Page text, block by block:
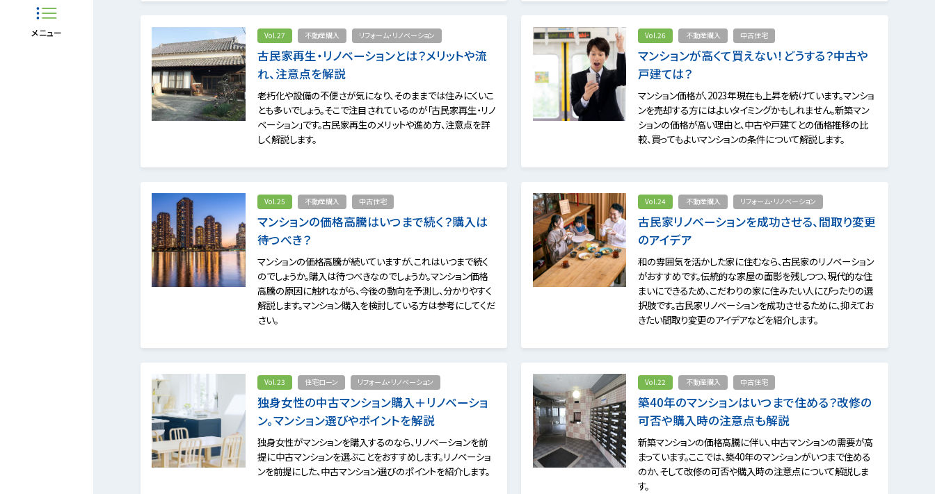
メニュー Vol.27 不動産購入 リフォーム・リノベーション
古民家再生・リノベーションとは？メリットや流
れ、注意点を解説
老朽化や設備の不便さが気になり、そのままでは住みにくいこ
とも多いでしょう。そこで注目されているのが「古民家再生・リノ
ベーション」です。古民家再生のメリットや進め方、注意点を詳
しく解説します。
Vol.26 不動産購入 中古住宅
マンションが高くて買えない！どうする？中古や
戸建ては？
マンション価格が、2023年現在も上昇を続けています。マンショ
ンを売却する方にはよいタイミングかもしれません。新築マン
ションの価格が高い理由と、中古や戸建てとの価格推移の比
較、買ってもよいマンションの条件について解説します。
Vol.25 不動産購入 中古住宅
マンションの価格高騰はいつまで続く？購入は
待つべき？
マンションの価格高騰が続いていますが、これはいつまで続く
のでしょうか。購入は待つべきなのでしょうか。マンション価格
高騰の原因に触れながら、今後の動向を予測し、分かりやすく
解説します。マンション購入を検討している方は参考にしてくだ
さい。
Vol.24 不動産購入 リフォーム・リノベーション
古民家リノベーションを成功させる、間取り変更
のアイデア
和の雰囲気を活かした家に住むなら、古民家のリノベーション
がおすすめです。伝統的な家屋の面影を残しつつ、現代的な住
まいにできるため、こだわりの家に住みたい人にぴったりの選
択肢です。古民家リノベーションを成功させるために、抑えてお
きたい間取り変更のアイデアなどを紹介します。
Vol.23 住宅ローン リフォーム・リノベーション
独身女性の中古マンション購入＋リノベーショ
ン。マンション選びやポイントを解説
独身女性がマンションを購入するのなら、リノベーションを前
提に中古マンションを選ぶことをおすすめします。リノベーショ
ンを前提にした、中古マンション選びのポイントを紹介します。
Vol.22 不動産購入 中古住宅
築40年のマンションはいつまで住める？改修の
可否や購入時の注意点も解説
新築マンションの価格高騰に伴い、中古マンションの需要が高
まっています。ここでは、築40年のマンションがいつまで住める
のか、そして改修の可否や購入時の注意点について解説しま
す。